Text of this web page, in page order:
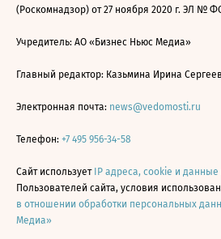
(Роскомнадзор) от 27 ноября 2020 г. ЭЛ № ФС
Учредитель: АО «Бизнес Ньюс Медиа»
Главный редактор: Казьмина Ирина
Электронная почта: news@vedomosti.ru
Телефон: +7 495 956-34-58
Сайт использует IP адреса, cookie и
Пользователей сайта, условия
в отношении обработки персональных
Медиа»